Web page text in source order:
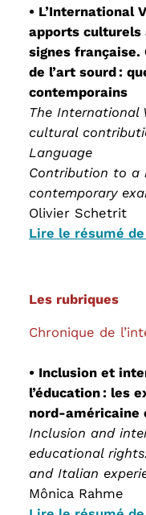
• L’International
apports culturels
signes
de l’art sourd :
contemporains
The International
cultural
Language
Contribution to a
contemporary
Olivier Schetrit
Lire le résumé
Les rubriques
Chronique de
• Inclusion et
l’éducation : les
nord-américaine
Inclusion and
educational
and Italian
Mônica Rahme